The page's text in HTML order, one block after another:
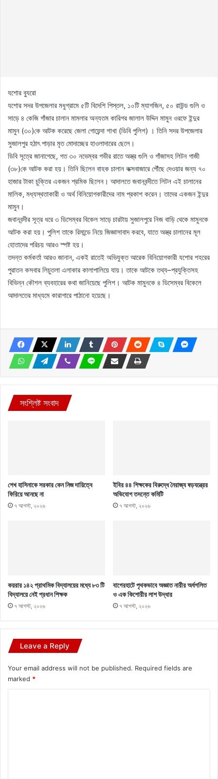
যশোর ব্যুরো
যশোর সদর উপজেলার মধুগ্রামে ৫টি বিদেশি পিস্তল, ১০টি ম্যাগজিন, ৫০ রাউন্ড গুলি ও
সাড়ে ৪ কেজি গাঁজার চালান মামলার অন্যতম কারিগর জালাল উদ্দিন মামুন ওরফে ইন্দুর
মামুন (৩০)কে আটক করেছে জেলা গোয়েন্দা শাখা (ডিবি পুলিশ) । তিনি সদর উপজেলার
সুজালপুর হঠাৎ পাড়ার মৃত মোদাচ্ছের হাওলাদারের ছেলে।
ডিবি সূত্রে জানাগেছে, গত ৩০ নভেম্বর গভীর রাতে অস্ত্র গুলি ও গাঁজাসহ লিটন গাজী
(৩৮)কে আটক করা হয়। তিনি ছিলেন বাহক চালান কক্সবাজারে পৌঁছে দেওয়ার জন্য ৭০
হাজার টাকা চুক্তির একজন শ্রমিক ছিলেন। আদালতে জবানবন্দীতে লিটন এই চালানের
মালিক, মধ্যস্থতাকারী ও অর্থ বিনিয়োগকারীদের নাম প্রকাশ করেন। তাদের একজন ইন্দুর
মামুন।
জবানবন্দীর সূত্র ধরে ৩ ডিসেম্বর বিকেল সাড়ে চারটায় সুজালপুরে নিজ বাড়ি থেকে মামুনকে
আটক করা হয়। পুলিশ তাকে রিমান্ডে নিয়ে জিজ্ঞাসাবাদ করবে, যাতে অস্ত্র চালানের মূল
হোতাদের পরিচয় আরও স্পষ্ট হয়।
তদন্ত কর্মকর্তা আরও জানান, একই রাতেই অভিযুক্ত আরেক বিনিয়োগকারী যশোর শহরের
পুরাতন কসবার লিচুতলা এলাকার কালাপালিয়ে যায়। তাকে আটকে তথ্য–প্রযুক্তিসহ
বিভিন্ন কৌশল ব্যবহারের কথা জানিয়েছে পুলিশ। আটক মামুনকে ৪ ডিসেম্বর বিকেলে
আদালতের মাধ্যমে কারাগারে পাঠানো হয়েছে।
সংশ্লিষ্ট সংবাদ
শেখ হাসিনাকে সরকার কেন নিজ দায়িত্বে
ফিরিয়ে আনছে না
৭ আগস্ট, ২০২৬
ইবির ৪৪ শিক্ষকের বিরুদ্ধে নৈরাজ্য ষড়যন্ত্রের
অভিযোগ তদন্তে কমিটি
৭ আগস্ট, ২০২৬
কয়রার ১৪২ প্রাথমিক বিদ্যালয়ের মধ্যে ৮৩ টি
বিদ্যালয়ে নেই প্রধান শিক্ষক
৭ আগস্ট, ২০২৬
বাগেরহাটে পৃথকভাবে অজ্ঞাত নারীর অর্ধগলিত
ও এক কিশোরীর লাশ উদ্ধার
৭ আগস্ট, ২০২৬
Leave a Reply
Your email address will not be published. Required fields are
marked *